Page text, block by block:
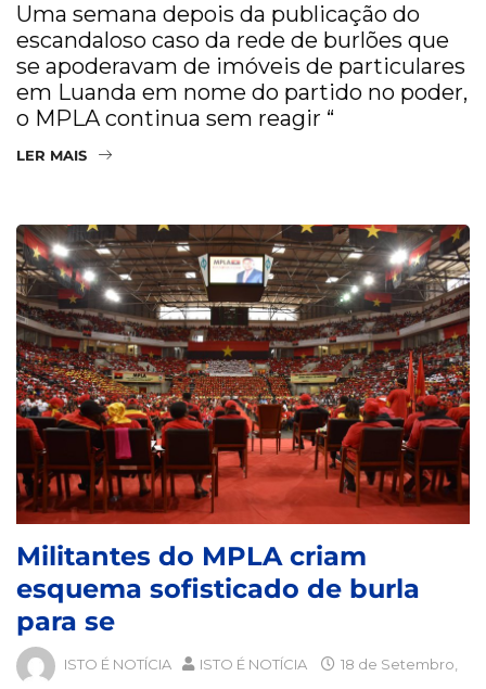
Uma semana depois da publicação do
escandaloso caso da rede de burlões que
se apoderavam de imóveis de particulares
em Luanda em nome do partido no poder,
o MPLA continua sem reagir “
LER MAIS
Militantes do MPLA criam
esquema sofisticado de burla
para se
ISTO É NOTÍCIA ISTO É NOTÍCIA
18 de Setembro,